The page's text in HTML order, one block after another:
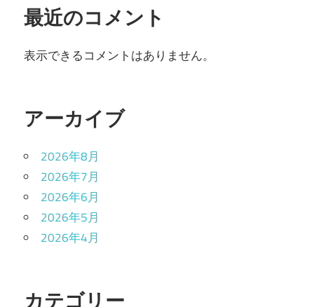
最近のコメント
表示できるコメントはありません。
アーカイブ
2026年8月
2026年7月
2026年6月
2026年5月
2026年4月
カテゴリー